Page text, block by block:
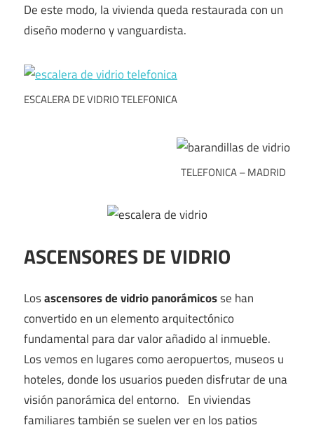
De este modo, la vivienda queda restaurada con un
diseño moderno y vanguardista.
ESCALERA DE VIDRIO TELEFONICA
TELEFONICA – MADRID
ASCENSORES DE VIDRIO
Losascensores de vidrio panorámicosse han
convertido en un elemento arquitectónico
fundamental para dar valor añadido al inmueble.
Los vemos en lugares como aeropuertos, museos u
hoteles, donde los usuarios pueden disfrutar de una
visión panorámica del entorno. En viviendas
familiares también se suelen ver en los patios